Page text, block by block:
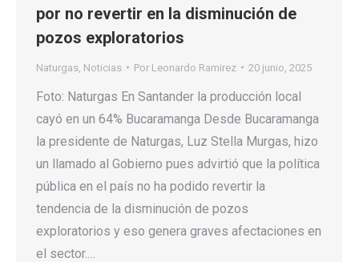
por no revertir en la disminución de
pozos exploratorios
Naturgas Noticias Por Leonardo Ramirez 20 junio, 2025
Foto: Naturgas En Santander la producción local
cayó en un 64% Bucaramanga Desde Bucaramanga
la presidente de Naturgas, Luz Stella Murgas, hizo
un llamado al Gobierno pues advirtió que la política
pública en el país no ha podido revertir la
tendencia de la disminución de pozos
exploratorios y eso genera graves afectaciones en
el sector.…